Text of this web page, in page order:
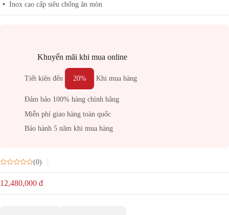
Inox cao cấp siêu chống ăn mòn
Khuyến mãi khi mua online
Tiết kiện đến 20% Khi mua hàng
Đảm bảo 100% hàng chính hãng
Miễn phí giao hàng toàn quốc
Bảo hành 5 năm khi mua hàng
(0)
12,480,000 đ